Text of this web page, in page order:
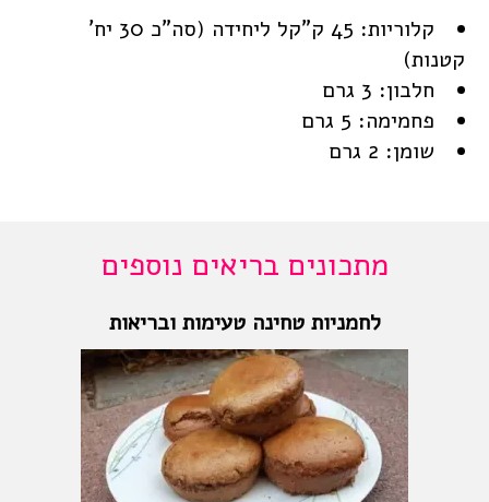
קלוריות: 45 ק"קל ליחידה (סה"כ 30 יח'
קטנות)
חלבון: 3 גרם
פחמימה: 5 גרם
שומן: 2 גרם
מתכונים בריאים נוספים
לחמניות טחינה טעימות ובריאות